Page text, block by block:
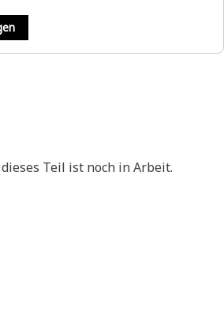
Teil ist noch in Arbeit.